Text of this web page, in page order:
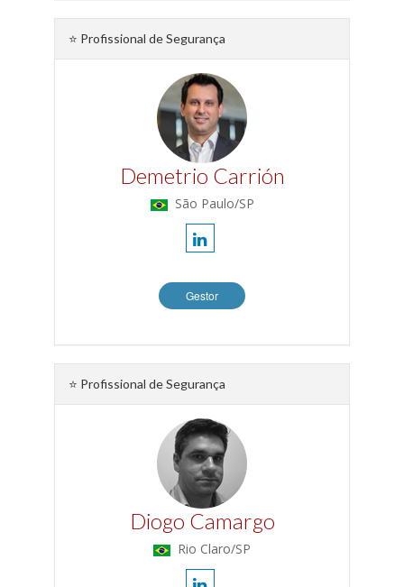
⭐ Profissional de Segurança
Demetrio Carrión
São Paulo/SP
Gestor
⭐ Profissional de Segurança
Diogo Camargo
Rio Claro/SP